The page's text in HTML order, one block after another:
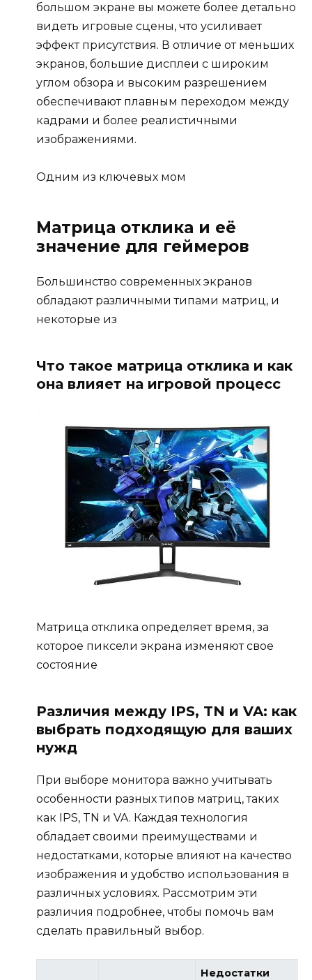
большом экране вы можете более детально
видеть игровые сцены, что усиливает
эффект присутствия. В отличие от меньших
экранов, большие дисплеи с широким
углом обзора и высоким разрешением
обеспечивают плавным переходом между
кадрами и более реалистичными
изображениями.
Одним из ключевых мом
Матрица отклика и её
значение для геймеров
Большинство современных экранов
обладают различными типами матриц, и
некоторые из
Что такое матрица отклика и как
она влияет на игровой процесс
Матрица отклика определяет время, за
которое пиксели экрана изменяют свое
состояние
Различия между IPS, TN и VA: как
выбрать подходящую для ваших
нужд
При выборе монитора важно учитывать
особенности разных типов матриц, таких
как IPS, TN и VA. Каждая технология
обладает своими преимуществами и
недостатками, которые влияют на качество
изображения и удобство использования в
различных условиях. Рассмотрим эти
различия подробнее, чтобы помочь вам
сделать правильный выбор.
Недостатки